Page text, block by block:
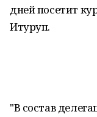
дней посетит
Итуруп.
"В состав